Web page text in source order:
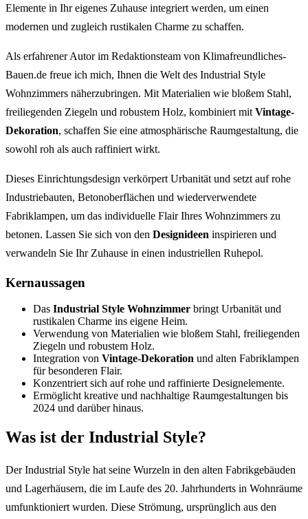
Elemente in Ihr eigenes Zuhause integriert werden, um einen
modernen und zugleich rustikalen Charme zu schaffen.
Als erfahrener Autor im Redaktionsteam von Klimafreundliches-
Bauen.de freue ich mich, Ihnen die Welt des Industrial Style
Wohnzimmers näherzubringen. Mit Materialien wie bloßem Stahl,
freiliegenden Ziegeln und robustem Holz, kombiniert mit Vintage-
Dekoration, schaffen Sie eine atmosphärische Raumgestaltung, die
sowohl roh als auch raffiniert wirkt.
Dieses Einrichtungsdesign verkörpert Urbanität und setzt auf rohe
Industriebauten, Betonoberflächen und wiederverwendete
Fabriklampen, um das individuelle Flair Ihres Wohnzimmers zu
betonen. Lassen Sie sich von den Designideen inspirieren und
verwandeln Sie Ihr Zuhause in einen industriellen Ruhepol.
Kernaussagen
Das Industrial Style Wohnzimmer bringt Urbanität und
rustikalen Charme ins eigene Heim.
Verwendung von Materialien wie bloßem Stahl, freiliegenden
Ziegeln und robustem Holz.
Integration von Vintage-Dekoration und alten Fabriklampen
für besonderen Flair.
Konzentriert sich auf rohe und raffinierte Designelemente.
Ermöglicht kreative und nachhaltige Raumgestaltungen bis
2024 und darüber hinaus.
Was ist der Industrial Style?
Der Industrial Style hat seine Wurzeln in den alten Fabrikgebäuden
und Lagerhäusern, die im Laufe des 20. Jahrhunderts in Wohnräume
umfunktioniert wurden. Diese Strömung, ursprünglich aus den